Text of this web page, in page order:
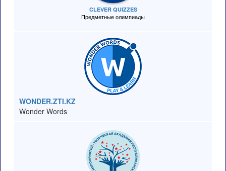
CLEVER QUIZZES
Предметные олимпиады
WONDER.ZTI.KZ
Wonder Words